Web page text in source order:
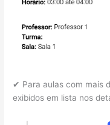
✔ Para aulas com mais
exibidos em lista nos